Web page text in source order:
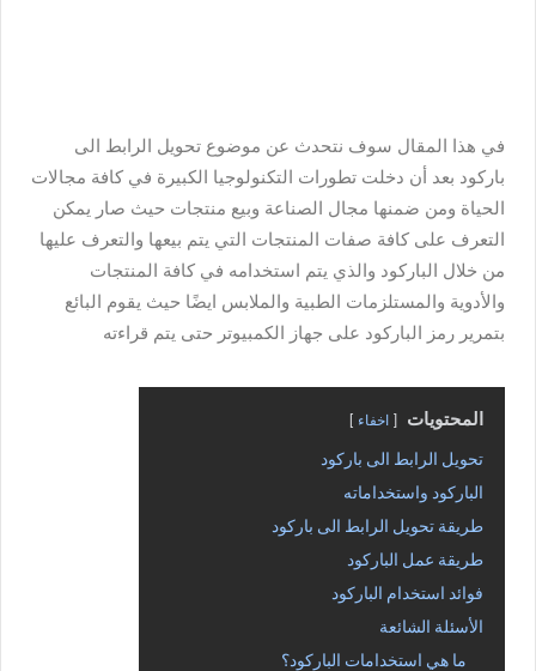
في هذا المقال سوف نتحدث عن موضوع تحويل الرابط الى
باركود بعد أن دخلت تطورات التكنولوجيا الكبيرة في كافة مجالات
الحياة ومن ضمنها مجال الصناعة وبيع منتجات حيث صار يمكن
التعرف على كافة صفات المنتجات التي يتم بيعها والتعرف عليها
من خلال الباركود والذي يتم استخدامه في كافة المنتجات
والأدوية والمستلزمات الطبية والملابس ايضًا حيث يقوم البائع
بتمرير رمز الباركود على جهاز الكمبيوتر حتى يتم قراءته
المحتويات اخفاء
تحويل الرابط الى باركود
الباركود واستخداماته
طريقة تحويل الرابط الى باركود
طريقة عمل الباركود
فوائد استخدام الباركود
الأسئلة الشائعة
ما هي استخدامات الباركود؟